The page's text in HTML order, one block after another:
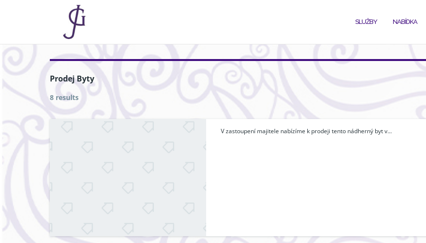
SLUŽBY NABÍDKA
Prodej Byty
8 results
V zastoupení majitele nabízíme k prodeji tento nádherný byt v...